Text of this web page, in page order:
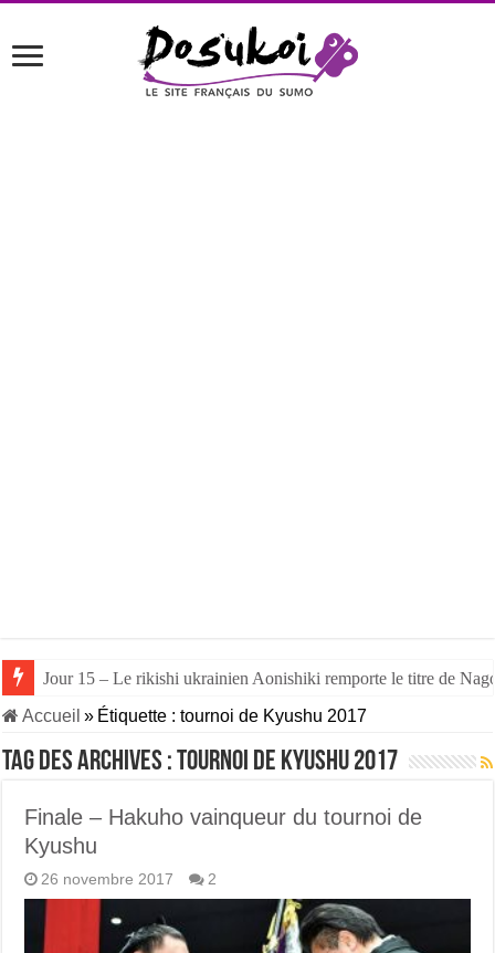
Jour 15 – Le rikishi ukrainien Aonishiki remporte le titre de
Accueil » Étiquette :tournoi de Kyushu 2017
Tag des archives :tournoi de Kyushu 2017
Finale – Hakuho vainqueur du tournoi de
Kyushu
26 novembre 2017 2